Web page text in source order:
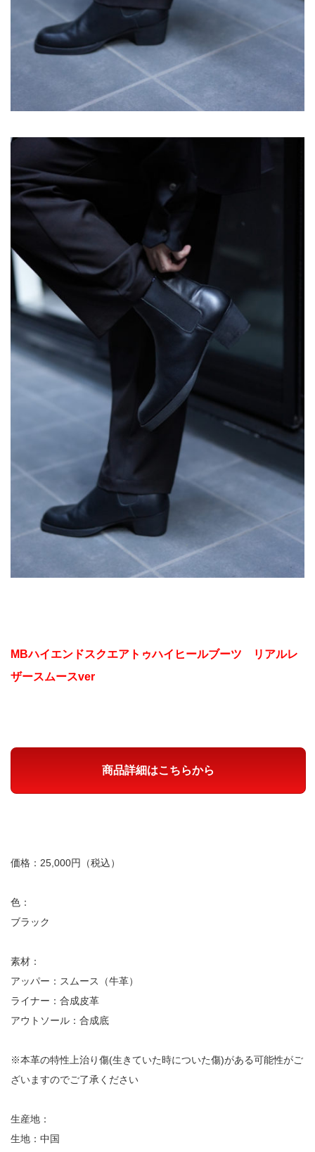
MBハイエンドスクエアトゥハイヒールブーツ リアルレ
ザースムースver
商品詳細はこちらから
価格：25,000円（税込）
色：
ブラック
素材：
アッパー：スムース（牛革）
ライナー：合成皮革
アウトソール：合成底
※本革の特性上治り傷(生きていた時についた傷)がある可能性がご
ざいますのでご了承ください
生産地：
生地：中国